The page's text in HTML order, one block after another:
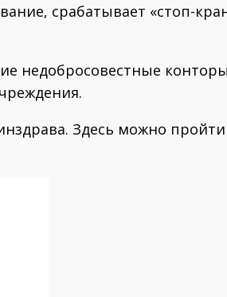
срабатывает «стоп-
недобросовестные
Здесь можно